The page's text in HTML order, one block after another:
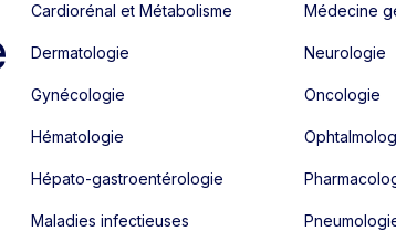
Cardiorénal et Métabolisme
Dermatologie
Gynécologie
Hématologie
Hépato-gastroentérologie
Maladies infectieuses
Médecine
Neurologie
Oncologie